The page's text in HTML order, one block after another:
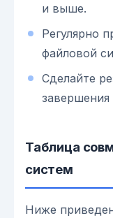
и выше.
Регулярно
файловой
Сделайте
завершения
Таблица
систем
Ниже